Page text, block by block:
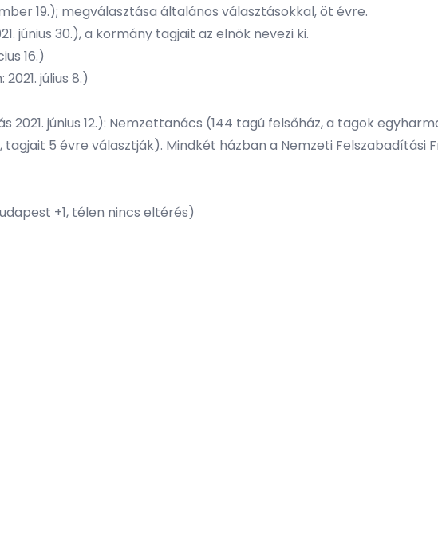
19.); megválasztása általános választásokkal, öt évre.
június 30.), a kormány tagjait az elnök nevezi ki.
16.)
július 8.)
június 12.): Nemzettanács (144 tagú felsőház, a tagok
5 évre választják). Mindkét házban a Nemzeti Felszabadítási
+1, télen nincs eltérés)